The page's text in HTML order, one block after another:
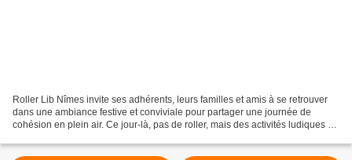
Roller Lib Nîmes invite ses adhérents, leurs familles et amis à se retrouver
dans une ambiance festive et conviviale pour partager une journée de
cohésion en plein air. Ce jour-là, pas de roller, mais des activités ludiques et